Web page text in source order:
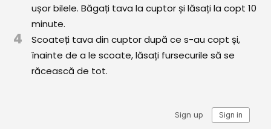
CONCURS
ușor bilele. Băgați tava la cuptor și lăsați la copt 10
minute.
4
Scoateți tava din cuptor după ce s-au copt și,
înainte de a le scoate, lăsați fursecurile să se
răcească de tot.